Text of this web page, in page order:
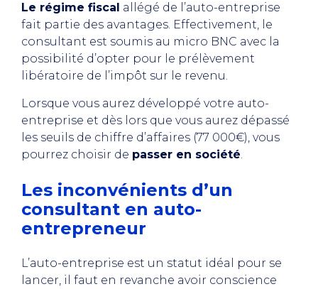
Le régime fiscal allégé de l’auto-entreprise
fait partie des avantages. Effectivement, le
consultant est soumis au micro BNC avec la
possibilité d’opter pour le prélèvement
libératoire de l’impôt sur le revenu.
Lorsque vous aurez développé votre auto-
entreprise et dès lors que vous aurez dépassé
les seuils de chiffre d’affaires (77 000€), vous
pourrez choisir de passer en société.
Les inconvénients d’un
consultant en auto-
entrepreneur
L’auto-entreprise est un statut idéal pour se
lancer, il faut en revanche avoir conscience